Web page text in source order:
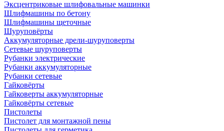
Эксцентриковые шлифовальные машинки
Шлифмашины по бетону
Шлифмашины щеточные
Шуруповёрты
Аккумуляторные дрели-шуруповерты
Сетевые шуруповерты
Рубанки электрические
Рубанки аккумуляторные
Рубанки сетевые
Гайковёрты
Гайковерты аккумуляторные
Гайковёрты сетевые
Пистолеты
Пистолет для монтажной пены